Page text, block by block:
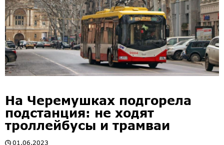
На Черемушках подгорела
подстанция: не ходят
троллейбусы и трамваи
01.06.2023